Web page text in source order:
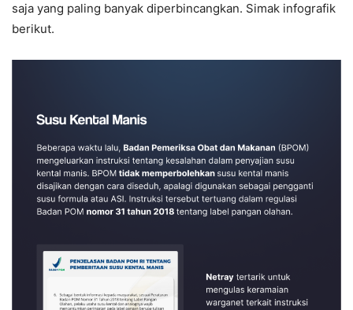
saja yang paling banyak diperbincangkan. Simak infografik
berikut.